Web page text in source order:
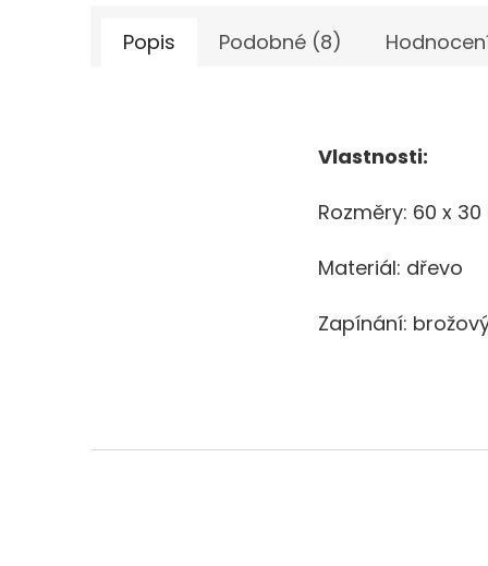
Popis Podobné (8)
Vlastnosti:
Rozměry: 60 x
Materiál: dřevo
Zapínání: